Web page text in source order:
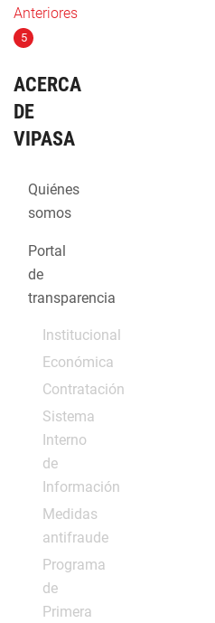
Anteriores
5
ACERCA
DE
VIPASA
Quiénes
somos
Portal
de
transparencia
Institucional
Económica
Contratación
Sistema
Interno
de
Información
Medidas
antifraude
Programa
de
Primera